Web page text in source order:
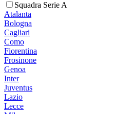
Squadra Serie A
Atalanta
Bologna
Cagliari
Como
Fiorentina
Frosinone
Genoa
Inter
Juventus
Lazio
Lecce